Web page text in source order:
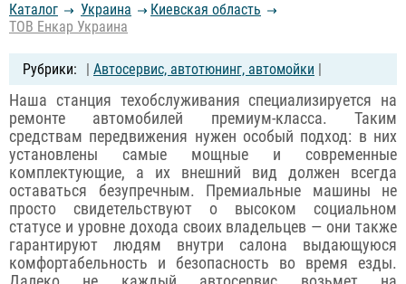
Каталог Украина
Киевская область
ТОВ Енкар Украина
| Автосервис, автотюнинг, автомойки |
Наша станция техобслуживания специализируется на
ремонте автомобилей премиум-класса. Таким
средствам передвижения нужен особый подход: в них
установлены самые мощные и современные
комплектующие, а их внешний вид должен всегда
оставаться безупречным. Премиальные машины не
просто свидетельствуют о высоком социальном
статусе и уровне дохода своих владельцев — они также
гарантируют людям внутри салона выдающуюся
комфортабельность и безопасность во время езды.